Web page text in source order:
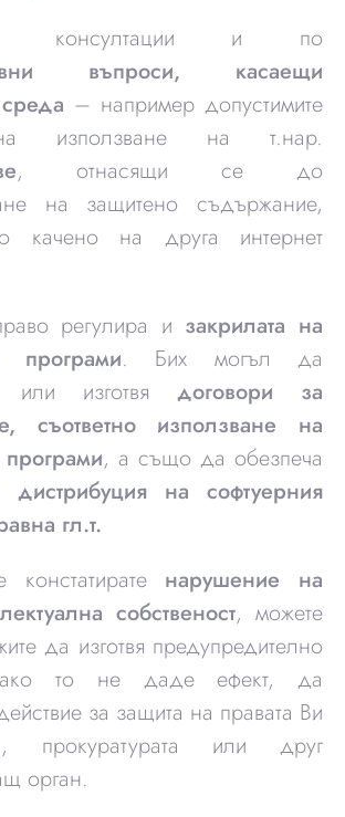
консултации и по
въпроси, касаещи
– например допустимите
използване на т.нар.
, отнасящи се до
на защитено съдържание,
качено на друга интернет
регулира и закрилата на
програми. Бих могъл да
или изготвя договори за
съответно използване на
, а също да обезпеча
на софтуерния
гл.т.
нарушение на
собственост, можете
да изготвя предупредително
то не даде ефект, да
за защита на правата Ви
прокуратурата или друг
орган.